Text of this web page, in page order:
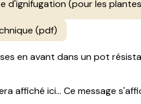
d'ignifugation (pour les
(pdf)
en avant dans un pot
affiché ici... Ce message